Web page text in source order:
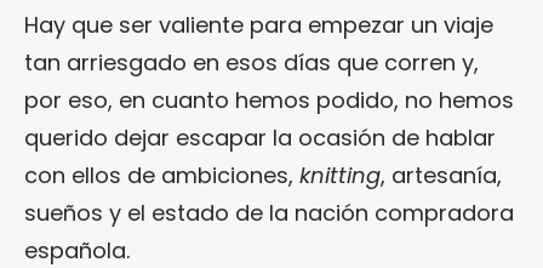
Hay que ser valiente para empezar un viaje
tan arriesgado en esos días que corren y,
por eso, en cuanto hemos podido, no hemos
querido dejar escapar la ocasión de hablar
con ellos de ambiciones, knitting, artesanía,
sueños y el estado de la nación compradora
española.